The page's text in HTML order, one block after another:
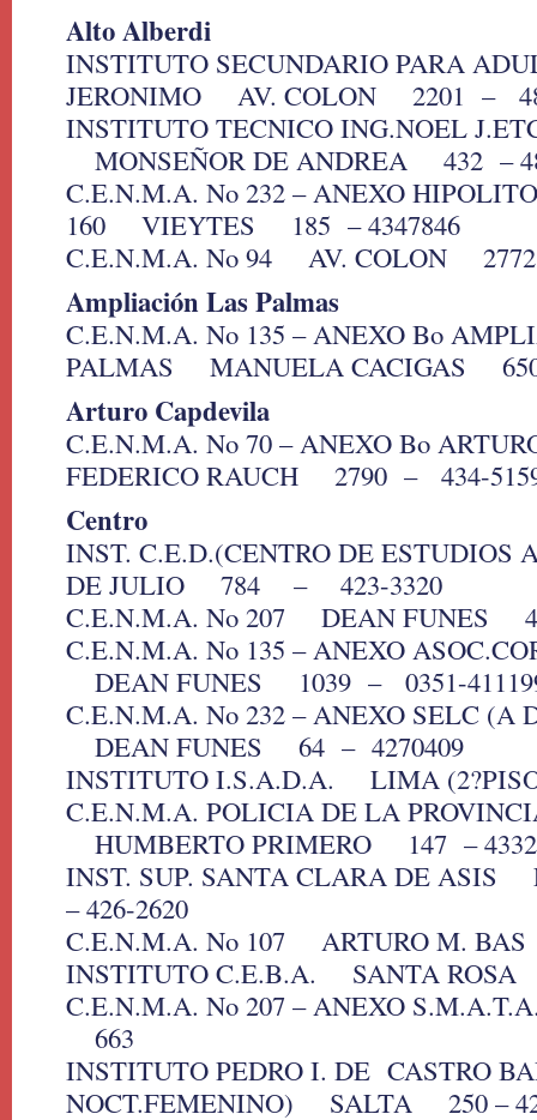
Alto Alberdi
INSTITUTO SECUNDARIO PARA
JERONIMO AV. COLON 2201 –
INSTITUTO TECNICO ING.NOEL
MONSEÑOR DE ANDREA 432 –
C.E.N.M.A. No 232 – ANEXO
160 VIEYTES 185 – 4347846
C.E.N.M.A. No 94 AV. COLON
Ampliación Las Palmas
C.E.N.M.A. No 135 – ANEXO Bo
PALMAS MANUELA CACIGAS 650
Arturo Capdevila
C.E.N.M.A. No 70 – ANEXO Bo
FEDERICO RAUCH 2790 – 434-
Centro
INST. C.E.D.(CENTRO DE
DE JULIO 784 – 423-3320
C.E.N.M.A. No 207 DEAN FUNES
C.E.N.M.A. No 135 – ANEXO
DEAN FUNES 1039 – 0351-
C.E.N.M.A. No 232 – ANEXO SELC (A
DEAN FUNES 64 – 4270409
INSTITUTO I.S.A.D.A. LIMA
C.E.N.M.A. POLICIA DE LA
HUMBERTO PRIMERO 147 –
INST. SUP. SANTA CLARA DE
– 426-2620
C.E.N.M.A. No 107 ARTURO M.
INSTITUTO C.E.B.A. SANTA ROSA
C.E.N.M.A. No 207 – ANEXO
663
INSTITUTO PEDRO I. DE CASTRO
NOCT.FEMENINO) SALTA 250 –